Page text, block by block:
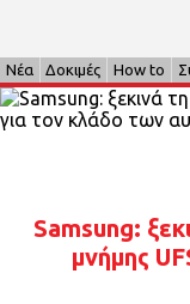
Νέα Δοκιμές How to
Samsung:
μνήμης